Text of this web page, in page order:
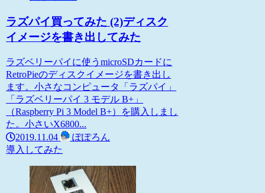
ラズパイ買ってみた (2)ディスク
イメージを書き出してみた
ラズベリーパイに使うmicroSDカードに
RetroPieのディスクイメージを書き出し
ます。小さなコンピュータ「ラズパイ」
「ラズベリーパイ 3 モデル B+」
（Raspberry Pi 3 Model B+）を購入しまし
た。小さいX6800...
2019.11.04
ぽぽろん
導入してみた